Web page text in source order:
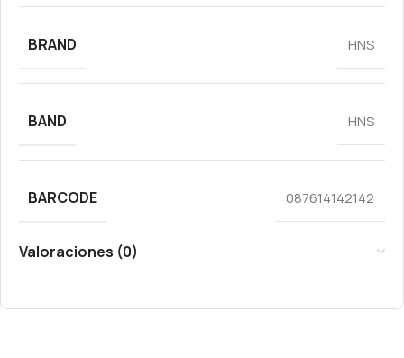
BRAND HNS
BAND HNS
BARCODE 087614142142
Valoraciones (0)